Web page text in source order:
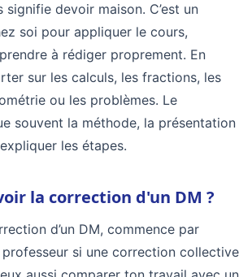
signifie devoir maison. C’est un
soi pour appliquer le cours,
à rédiger proprement. En
sur les calculs, les fractions, les
ou les problèmes. Le
souvent la méthode, la présentation
les étapes.
la correction d'un DM ?
d’un DM, commence par
si une correction collective